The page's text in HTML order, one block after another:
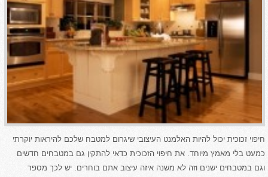
חיפוי זכוכית יכול להיות האלמנט העיצובי שיגרום למטבח שלכם להיראות יוקרתי
כמעט בלי מאמץ מיוחד. את חיפוי הזכוכית כדאי להתקין גם במטבחים חדשים
וגם במטבחים ישנים וזה לא משנה איזה עיצוב אתם בוחרים. יש לכך מספר